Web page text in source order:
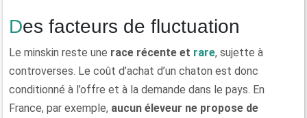
Des facteurs de fluctuation
Le minskin reste une race récente et rare, sujette à
controverses. Le coût d’achat d’un chaton est donc
conditionné à l’offre et à la demande dans le pays. En
France, par exemple, aucun éleveur ne propose de